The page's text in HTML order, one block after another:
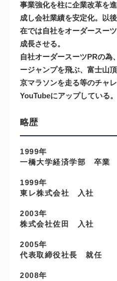
事業強化を柱に企業改革を
成し会社業績を安定化。以
在では自社をオーダースー
成長させる。
自社オーダースーツPRの為
ージャンプを飛ぶ、富士山
京マラソンを走る等のチャ
YouTubeにアップしている。
略歴
1999年
一橋大学経済学部 卒業
1999年
東レ株式会社 入社
2003年
株式会社佐田 入社
2005年
代表取締役社長 就任
2008年